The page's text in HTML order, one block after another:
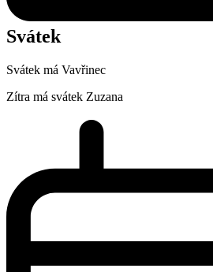
Svátek
Svátek má Vavřinec
Zítra má svátek Zuzana